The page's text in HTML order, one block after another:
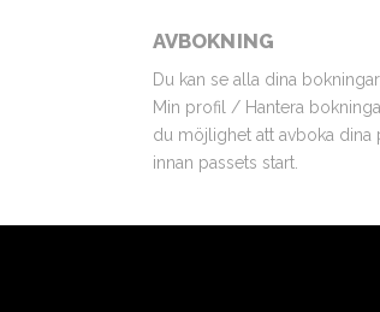
AVBOKNING
Du kan se alla dina
Min profil / Hantera
du möjlighet att avboka dina
innan passets start.